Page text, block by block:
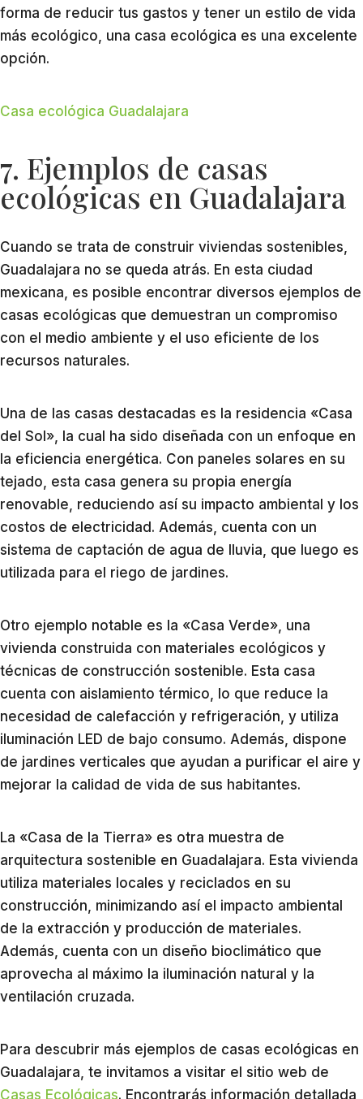
forma de reducir tus gastos y tener un estilo de vida
más ecológico, una casa ecológica es una excelente
opción.
Casa ecológica Guadalajara
7. Ejemplos de casas
ecológicas en Guadalajara
Cuando se trata de construir viviendas sostenibles,
Guadalajara no se queda atrás. En esta ciudad
mexicana, es posible encontrar diversos ejemplos de
casas ecológicas que demuestran un compromiso
con el medio ambiente y el uso eficiente de los
recursos naturales.
Una de las casas destacadas es la residencia «Casa
del Sol», la cual ha sido diseñada con un enfoque en
la eficiencia energética. Con paneles solares en su
tejado, esta casa genera su propia energía
renovable, reduciendo así su impacto ambiental y los
costos de electricidad. Además, cuenta con un
sistema de captación de agua de lluvia, que luego es
utilizada para el riego de jardines.
Otro ejemplo notable es la «Casa Verde», una
vivienda construida con materiales ecológicos y
técnicas de construcción sostenible. Esta casa
cuenta con aislamiento térmico, lo que reduce la
necesidad de calefacción y refrigeración, y utiliza
iluminación LED de bajo consumo. Además, dispone
de jardines verticales que ayudan a purificar el aire y
mejorar la calidad de vida de sus habitantes.
La «Casa de la Tierra» es otra muestra de
arquitectura sostenible en Guadalajara. Esta vivienda
utiliza materiales locales y reciclados en su
construcción, minimizando así el impacto ambiental
de la extracción y producción de materiales.
Además, cuenta con un diseño bioclimático que
aprovecha al máximo la iluminación natural y la
ventilación cruzada.
Para descubrir más ejemplos de casas ecológicas en
Guadalajara, te invitamos a visitar el sitio web de
Casas Ecológicas. Encontrarás información detallada